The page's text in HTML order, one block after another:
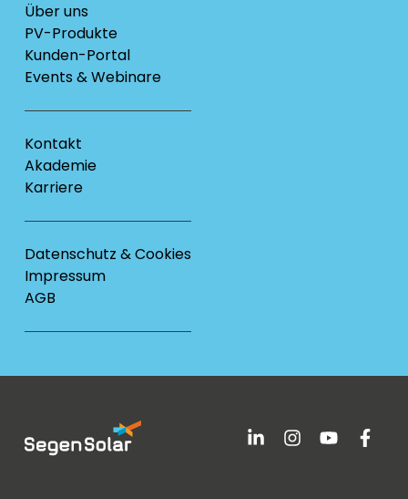
Über uns
PV-Produkte
Kunden-Portal
Events & Webinare
Kontakt
Akademie
Karriere
Datenschutz & Cookies
Impressum
AGB